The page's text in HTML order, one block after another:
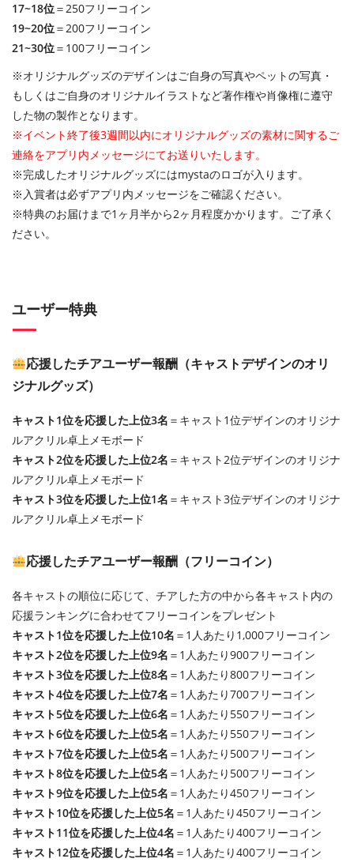
17~18位＝250フリーコイン
19~20位＝200フリーコイン
21~30位＝100フリーコイン
※オリジナルグッズのデザインはご自身の写真やペットの写真・
もしくはご自身のオリジナルイラストなど著作権や肖像権に遵守
した物の製作となります。
※イベント終了後3週間以内にオリジナルグッズの素材に関するご
連絡をアプリ内メッセージにてお送りいたします。
※完成したオリジナルグッズにはmystaのロゴが入ります。
※入賞者は必ずアプリ内メッセージをご確認ください。
※特典のお届けまで1ヶ月半から2ヶ月程度かかります。ご了承く
ださい。
ユーザー特典
応援したチアユーザー報酬（キャストデザインのオリ
ジナルグッズ）
キャスト1位を応援した上位3名 ＝キャスト1位デザインのオリジナ
ルアクリル卓上メモボード
キャスト2位を応援した上位2名 ＝キャスト2位デザインのオリジナ
ルアクリル卓上メモボード
キャスト3位を応援した上位1名 ＝キャスト3位デザインのオリジナ
ルアクリル卓上メモボード
応援したチアユーザー報酬（フリーコイン）
各キャストの順位に応じて、チアした方の中から各キャスト内の
応援ランキングに合わせてフリーコインをプレゼント
キャスト1位を応援した上位10名 ＝1人あたり1,000フリーコイン
キャスト2位を応援した上位9名 ＝1人あたり900フリーコイン
キャスト3位を応援した上位8名 ＝1人あたり800フリーコイン
キャスト4位を応援した上位7名 ＝1人あたり700フリーコイン
キャスト5位を応援した上位6名 ＝1人あたり550フリーコイン
キャスト6位を応援した上位5名 ＝1人あたり550フリーコイン
キャスト7位を応援した上位5名 ＝1人あたり500フリーコイン
キャスト8位を応援した上位5名 ＝1人あたり500フリーコイン
キャスト9位を応援した上位5名 ＝1人あたり450フリーコイン
キャスト10位を応援した上位5名 ＝1人あたり450フリーコイン
キャスト11位を応援した上位4名 ＝1人あたり400フリーコイン
キャスト12位を応援した上位4名 ＝1人あたり400フリーコイン